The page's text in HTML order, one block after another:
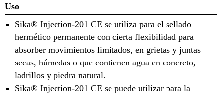
Uso
Sika® Injection-201 CE se utiliza para el sellado
hermético permanente con cierta flexibilidad para
absorber movimientos limitados, en grietas y juntas
secas, húmedas o que contienen agua en concreto,
ladrillos y piedra natural.
Sika® Injection-201 CE se puede utilizar para la